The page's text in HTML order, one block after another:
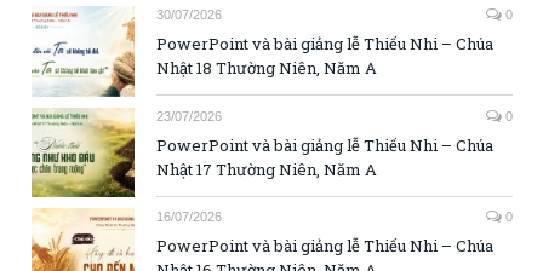
30/07/2026 0
PowerPoint và bài giảng lễ Thiếu Nhi – Chúa
Nhật 18 Thường Niên, Năm A
23/07/2026 0
PowerPoint và bài giảng lễ Thiếu Nhi – Chúa
Nhật 17 Thường Niên, Năm A
16/07/2026 0
PowerPoint và bài giảng lễ Thiếu Nhi – Chúa